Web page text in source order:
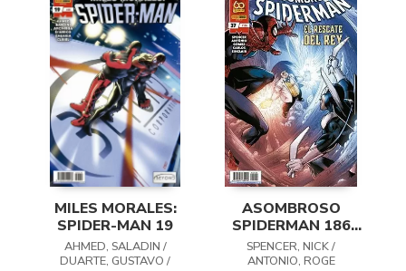
MILES MORALES:
SPIDER-MAN 19
AHMED, SALADIN /
DUARTE, GUSTAVO /
ASOMBROSO
SPIDERMAN 186
(37)
SPENCER, NICK /
ANTONIO, ROGE